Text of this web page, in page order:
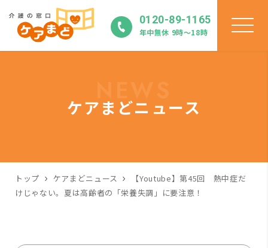
0120-89-1165
年中無休 9時〜18時
ケアまどニュース
トップ ケアまどニュース
【Youtube】第45回 熱中症だ
けじゃない。夏は高齢者の「栄養失調」に要注意！